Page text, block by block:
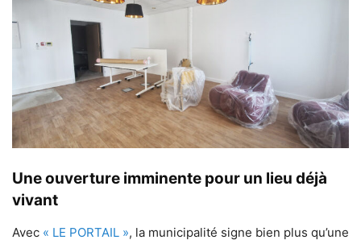
Une ouverture imminente pour un lieu déjà
vivant
Avec « LE PORTAIL », la municipalité signe bien plus qu’une